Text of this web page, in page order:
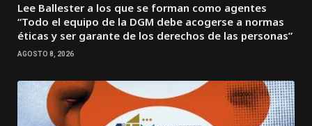
Lee Ballester a los que se forman como agentes
“Todo el equipo de la DGM debe acogerse a normas
éticas y ser garante de los derechos de las personas”
AGOSTO 8, 2026